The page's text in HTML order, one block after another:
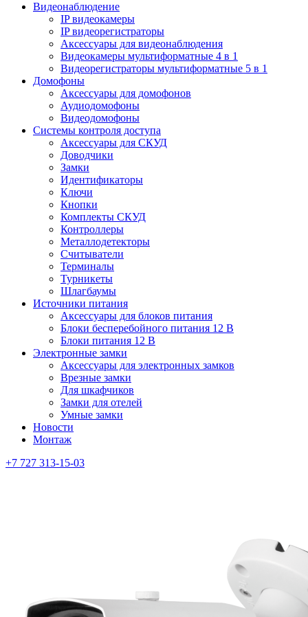
Видеонаблюдение
IP видеокамеры
IP видеорегистраторы
Аксессуары для видеонаблюдения
Видеокамеры мультиформатные 4 в 1
Видеорегистраторы мультиформатные 5 в 1
Домофоны
Аксессуары для домофонов
Аудиодомофоны
Видеодомофоны
Системы контроля доступа
Аксессуары для СКУД
Доводчики
Замки
Идентификаторы
Ключи
Кнопки
Комплекты СКУД
Контроллеры
Металлодетекторы
Считыватели
Терминалы
Турникеты
Шлагбаумы
Источники питания
Аксессуары для блоков питания
Блоки бесперебойного питания 12 В
Блоки питания 12 В
Электронные замки
Аксессуары для электронных замков
Врезные замки
Для шкафчиков
Замки для отелей
Умные замки
Новости
Монтаж
+7 727 313-15-03